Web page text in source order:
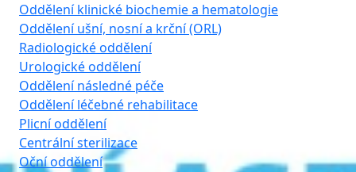
Oddělení klinické biochemie a hematologie
Oddělení ušní, nosní a krční (ORL)
Radiologické oddělení
Urologické oddělení
Oddělení následné péče
Oddělení léčebné rehabilitace
Plicní oddělení
Centrální sterilizace
Oční oddělení